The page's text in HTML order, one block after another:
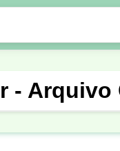
- Arquivo